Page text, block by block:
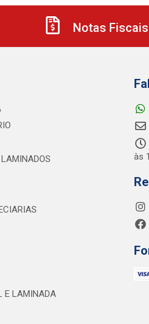
Notas Fiscais
E LAMINADA
às